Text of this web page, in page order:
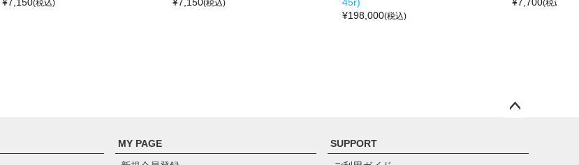
(税込) (税込)
¥198,000(税込)
(税込)
ップ
MY PAGE
SUPPORT